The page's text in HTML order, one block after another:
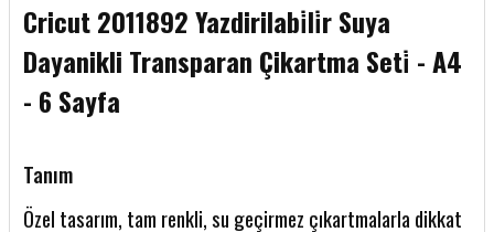
Cricut 2011892 Yazdirilabi̇li̇r Suya
Dayanikli Transparan Çikartma Seti̇ - A4
- 6 Sayfa
Tanım
Özel tasarım, tam renkli, su geçirmez çıkartmalarla dikkat